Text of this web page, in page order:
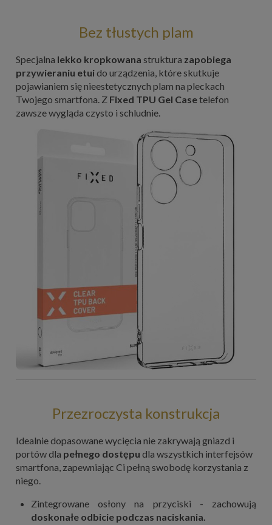
Bez tłustych plam
Specjalna lekko kropkowana struktura zapobiega
przywieraniu etuido urządzenia, które skutkuje
pojawianiem się nieestetycznych plam na pleckach
Twojego smartfona. Z Fixed TPU Gel Casetelefon
zawsze wygląda czysto i schludnie.
Przezroczysta konstrukcja
Idealnie dopasowane wycięcia nie zakrywają gniazd i
portów dla pełnego dostępu dla wszystkich interfejsów
smartfona, zapewniając Ci pełną swobodę korzystania z
niego.
Zintegrowane osłony na przyciski - zachowują
doskonałe odbicie podczas naciskania.